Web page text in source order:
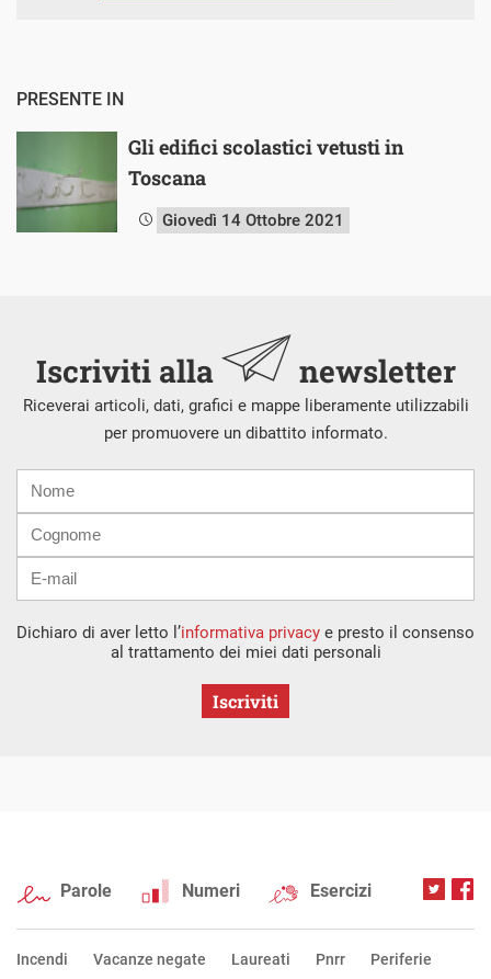
PRESENTE IN
Gli edifici scolastici vetusti in
Toscana
Giovedì 14 Ottobre 2021
Iscriviti alla newsletter
Riceverai articoli, dati, grafici e mappe liberamente utilizzabili
per promuovere un dibattito informato.
mail
Dichiaro di aver letto l’informativa privacy e presto il consenso
al trattamento dei miei dati personali
Iscriviti
Parole Numeri Esercizi
Incendi Vacanze negate Laureati Pnrr Periferie